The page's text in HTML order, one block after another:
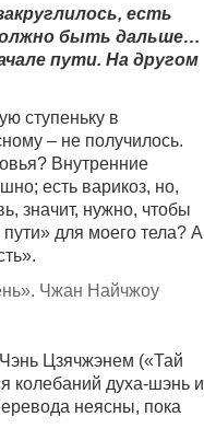
есть
быть дальше…
пути. На другом
ступеньку в
– не получилось.
Внутренние
есть варикоз, но,
значит, нужно, чтобы
для моего тела? А
Чжан Найчжоу
Цзячжэнем («Тай
колебаний духа-шэнь и
неясны, пока